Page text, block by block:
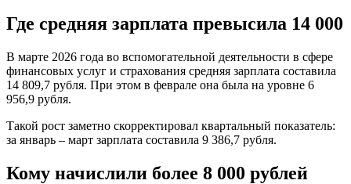
Где средняя зарплата превысила 14 000
В марте 2026 года во вспомогательной деятельности в сфере
финансовых услуг и страхования средняя зарплата составила
14 809,7 рубля. При этом в феврале она была на уровне 6
956,9 рубля.
Такой рост заметно скорректировал квартальный показатель:
за январь – март зарплата составила 9 386,7 рубля.
Кому начислили более 8 000 рублей